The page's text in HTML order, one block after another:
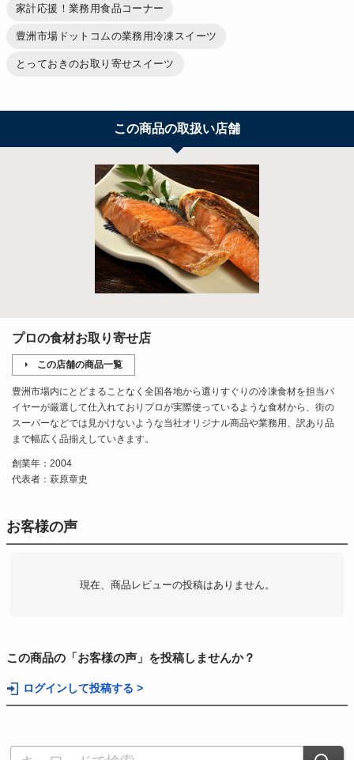
家計応援！業務用食品コーナー
豊洲市場ドットコムの業務用冷凍スイーツ
とっておきのお取り寄せスイーツ
この商品の取扱い店舗
プロの食材お取り寄せ店
この店舗の商品一覧
豊洲市場内にとどまることなく全国各地から選りすぐりの冷凍食材を担当バ
イヤーが厳選して仕入れておりプロが実際使っているような食材から、街の
スーパーなどでは見かけないような当社オリジナル商品や業務用、訳あり品
まで幅広く品揃えしていきます。
創業年：2004
代表者：萩原章史
お客様の声
現在、商品レビューの投稿はありません。
この商品の「お客様の声」を投稿しませんか？
ログインして投稿する >